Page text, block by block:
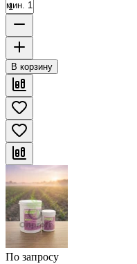
мин. 1
В корзину
По запросу